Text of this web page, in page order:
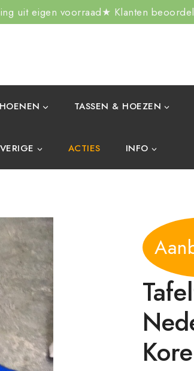
uit eigen voorraad★ Klanten
TASSEN & HOEZEN
ACTIES INFO